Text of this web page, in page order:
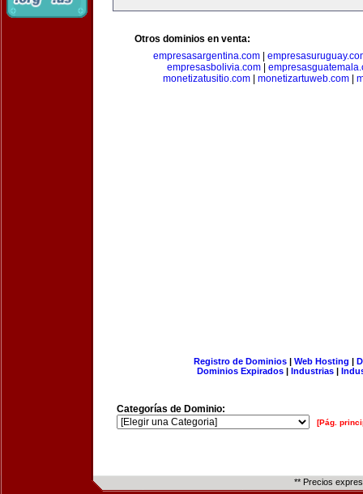
Otros dominios en venta:
empresasargentina.com|
empresasbolivia.com
monetizatusitio.com
monetizartuweb.com
Registro de Dominios| Web Hosting |
Dominios Expirados | Industrias |
Categorías de Dominio:
[Pág.
** Precios